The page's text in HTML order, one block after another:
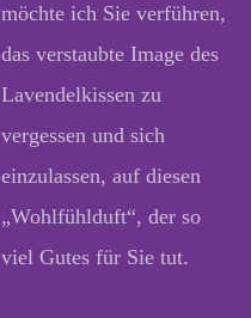
möchte ich Sie verführen,
das verstaubte Image des
Lavendelkissen zu
vergessen und sich
einzulassen, auf diesen
„Wohlfühlduft“, der so
viel Gutes für Sie tut.